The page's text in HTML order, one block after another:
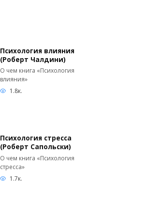
Психология влияния
(Роберт Чалдини)
О чем книга «Психология
влияния»
1.8к.
Психология стресса
(Роберт Сапольски)
О чем книга «Психология
стресса»
1.7к.